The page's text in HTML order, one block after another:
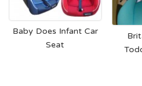
Baby Does Infant Car
Seat